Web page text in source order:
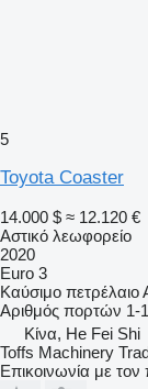
5
Toyota Coaster
14.000 $ ≈ 12.120 €
Αστικό λεωφορείο
2020
Euro 3
Καύσιμο πετρέλαιο
Αριθμός πορτών 1-
Κίνα, He Fei Shi
Toffs Machinery
Επικοινωνία με